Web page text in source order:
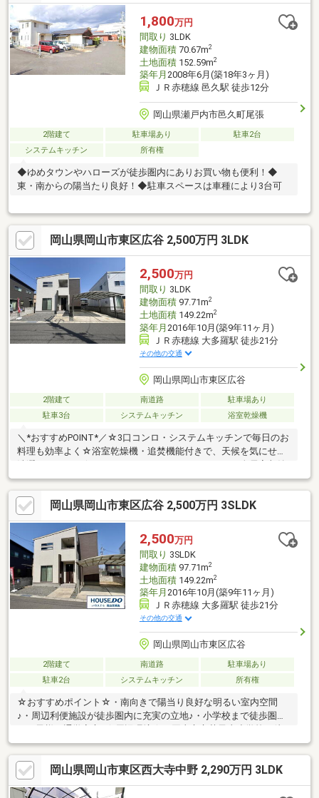
1,800万円
間取り 3LDK
建物面積70.67m2
土地面積152.59m2
築年月 2008年6月(築18年3ヶ月)
ＪＲ赤穂線 邑久駅 徒歩12分
岡山県瀬戸内市邑久町尾張
2階建て 駐車場あり
駐車2台
システムキッチン
所有権
◆ゆめタウンやハローズが徒歩圏内にありお買い物も便利！◆
東・南からの陽当たり良好！◆駐車スペースは車種により3台可
岡山県岡山市東区広谷 2,500万円 3LDK
2,500万円
間取り 3LDK
建物面積97.71m2
土地面積149.22m2
築年月 2016年10月(築9年11ヶ月)
ＪＲ赤穂線 大多羅駅 徒歩21分
その他の交通
岡山県岡山市東区広谷
2階建て 南道路
駐車場あり
駐車3台
システムキッチン 浴室乾燥機
＼*おすすめPOINT*／☆3口コンロ・システムキッチンで毎日のお
料理も効率よく☆浴室乾燥機・追焚機能付きで、天候を気にせず
付きで、お部屋をすっきり保てます☆第一種低層住居専用地域な
らではの、落ち着いた住環境も魅力です☆モニター付きインター
ホンで防犯面にも配慮＼*周辺環境*／☆ニシナフードバスケット
西大寺店 徒歩約10分☆ウエルシア 岡山富士見店
徒歩約15分☆セブン-イレブン 岡山西大寺松崎店 徒歩約11分☆
お問合せ方法☆（無料通話）0120-211-702までお問い合わせくだ
さい♪
岡山県岡山市東区広谷 2,500万円 3SLDK
2,500万円
間取り 3SLDK
建物面積97.71m2
土地面積149.22m2
築年月 2016年10月(築9年11ヶ月)
ＪＲ赤穂線 大多羅駅 徒歩21分
その他の交通
岡山県岡山市東区広谷
2階建て 南道路
駐車場あり
駐車2台
システムキッチン 所有権
☆おすすめポイント☆・南向きで陽当り良好な明るい室内空間
♪・周辺利便施設が徒歩圏内に充実の立地♪・小学校まで徒歩圏内
歩10分(約770m)・岡山市立旭東中学校 徒歩30分(約2380m)・中
国銀行松崎支店 徒歩15分(約1140m)・西大寺広谷郵便局 徒歩
10分(約740m)・ニシナフードバスケット 徒歩10分(約730m)・広
谷第3遊園地 徒歩4分(約310m)☆☆───────────☆☆ 物件
岡山県岡山市東区西大寺中野 2,290万円 3LDK